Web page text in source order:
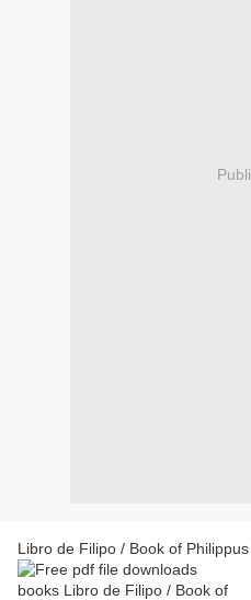
Libro de Filipo / Book of